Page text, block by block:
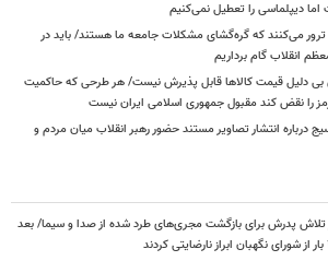
اما دیپلماسی را تعطیل نمی‌کنیم
می‌کنند که گره‌گشای مشکلات جامعه ما هستند/ باید در
انقلاب گام برداریم
دلیل قیمت کالاها قابل پذیرش نیست/ هر طرحی که حاکمیت
را نقض کند مقبول جمهوری اسلامی ایران نیست
درباره انتشار تصاویر مستند حضور رهبر انقلاب میان مردم و
تلاش پدرش برای بازگشت مجری‌های طرد شده از صدا و سیما/ بعد